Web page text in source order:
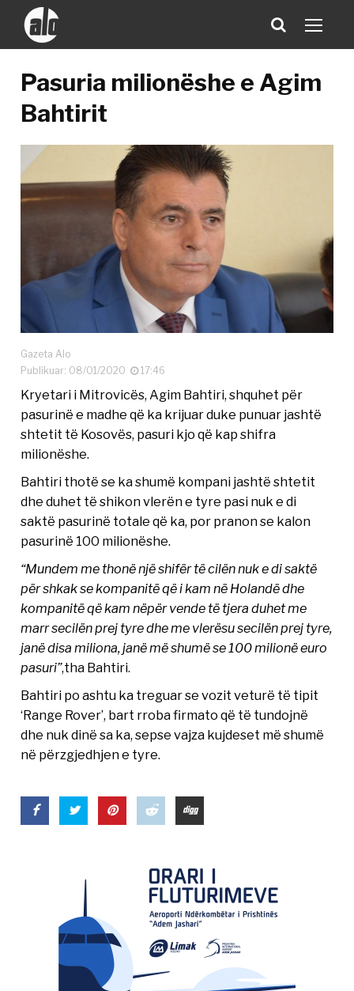
Pasuria milionëshe e Agim
Bahtirit
Gazeta Alo
Publikuar: 08/01/2020
17:46
Kryetari i Mitrovicës, Agim Bahtiri, shquhet për
pasurinë e madhe që ka krijuar duke punuar jashtë
shtetit të Kosovës, pasuri kjo që kap shifra
milionëshe.
Bahtiri thotë se ka shumë kompani jashtë shtetit
dhe duhet të shikon vlerën e tyre pasi nuk e di
saktë pasurinë totale që ka, por pranon se kalon
pasurinë 100 milionëshe.
“Mundem me thonë një shifër të cilën nuk e di saktë
për shkak se kompanitë që i kam në Holandë dhe
kompanitë që kam nëpër vende të tjera duhet me
marr secilën prej tyre dhe me vlerësu secilën prej tyre,
janë disa miliona, janë më shumë se 100 milionë euro
pasuri”,tha Bahtiri.
Bahtiri po ashtu ka treguar se vozit veturë të tipit
‘Range Rover’, bart rroba firmato që të tundojnë
dhe nuk dinë sa ka, sepse vajza kujdeset më shumë
në përzgjedhjen e tyre.